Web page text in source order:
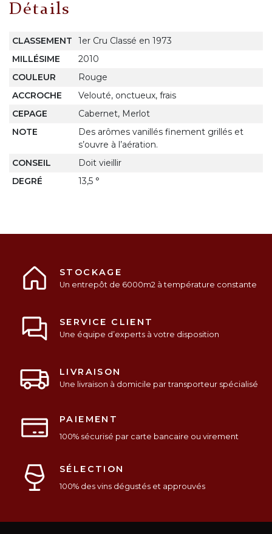
Détails
CLASSEMENT
1er Cru Classé en 1973
MILLÉSIME
2010
COULEUR
Rouge
ACCROCHE
Velouté, onctueux, frais
CEPAGE
Cabernet, Merlot
NOTE
Des arômes vanillés finement grillés et
s’ouvre à l’aération.
CONSEIL
Doit vieillir
DEGRÉ
13,5 °
STOCKAGE
Un entrepôt de 6000m2 à température constante
SERVICE CLIENT
Une équipe d’experts à votre disposition
LIVRAISON
Une livraison à domicile par transporteur spécialisé
PAIEMENT
100% sécurisé par carte bancaire ou virement
SÉLECTION
100% des vins dégustés et approuvés